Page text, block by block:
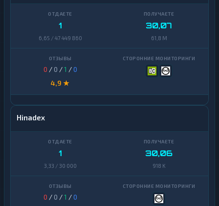
1
6,65 / 47 449 860
30,07
61,8 M
0 / 0 /1 /0
4,9 ★
Hinadex
1
3,33 / 30 000
30,06
918 K
0 / 0 /1 /0